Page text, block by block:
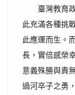
臺灣教育政
此充滿各種挑
此應運而生。
長，實倍感
意義殊勝與責
過河卒子之勇